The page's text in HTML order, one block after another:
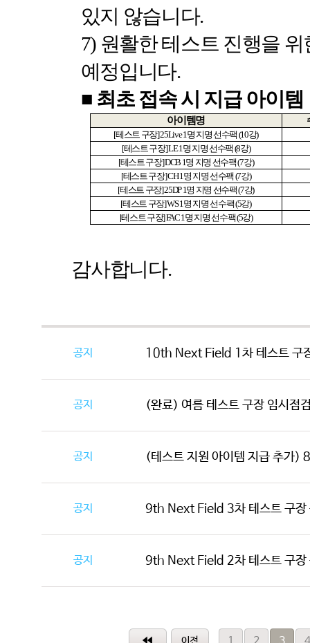
있지 않습니다.
7) 원활한 테스트 진행을
예정입니다.
■ 최초 접속 시 지급 아이템
아이템명
[테스트 구장] 25Live 1명 지명 선수팩 (10강)
[테스트 구장] LE 1명 지명 선수팩 (8강)
[테스트 구장] DCB 1명 지명 선수팩(7강)
[테스트 구장] CH 1명 지명 선수팩 (7강)
[테스트 구장] 25DP 1명 지명 선수팩(7강)
[테스트 구장] WS 1명 지명 선수팩(5강)
[테스트 구장] FAC 1명 지명 선수팩(5강)
감사합니다.
공지 10th Next Field 1차 테스트 구
공지 (완료) 여름 테스트 구장 임시점
공지 (테스트 지원 아이템 지급 추
공지 9th Next Field 3차 테스트 구장
공지 9th Next Field 2차 테스트 구장